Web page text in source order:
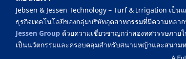
Jebsen & Jessen Technology – Turf & Irrigation เป็น
ธุรกิจเทคโนโลยีของกลุ่มบริษัทอุตสาหกรรมที่มีความหลา
Jessen Group ด้วยความเชี่ยวชาญกว่าสองทศวรรษภาย
เป็นนวัตกรรมและครอบคลุมสำหรับสนามหญ้าและสนา